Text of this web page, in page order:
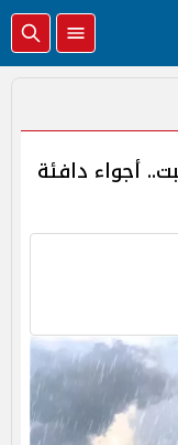
أجواء دافئة